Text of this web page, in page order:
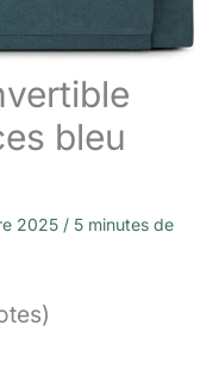
bleu
2025 / 5 minutes de